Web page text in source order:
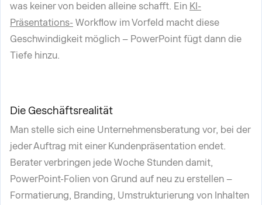
was keiner von beiden alleine schafft. Ein KI-
Präsentations- Workflow im Vorfeld macht diese
Geschwindigkeit möglich – PowerPoint fügt dann die
Tiefe hinzu.
Die Geschäftsrealität
Man stelle sich eine Unternehmensberatung vor, bei der
jeder Auftrag mit einer Kundenpräsentation endet.
Berater verbringen jede Woche Stunden damit,
PowerPoint-Folien von Grund auf neu zu erstellen –
Formatierung, Branding, Umstrukturierung von Inhalten